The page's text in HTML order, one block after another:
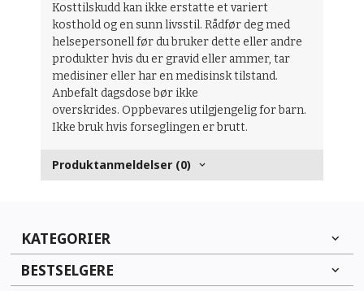
Kosttilskudd kan ikke erstatte et variert
kosthold og en sunn livsstil. Rådfør deg med
helsepersonell før du bruker dette eller andre
produkter hvis du er gravid eller ammer, tar
medisiner eller har en medisinsk tilstand.
Anbefalt dagsdose bør ikke
overskrides. Oppbevares utilgjengelig for barn.
Ikke bruk hvis forseglingen er brutt.
Produktanmeldelser (0)
KATEGORIER
BESTSELGERE